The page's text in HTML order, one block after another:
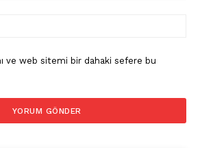
ve web sitemi bir dahaki sefere bu